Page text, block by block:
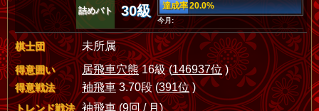
詰めバト 30級 達成率 20.0%
今月:
棋士団 未所属
得意囲い 居飛車穴熊16級 (146937位)
得意戦法 袖飛車3.70段 (391位)
トレンド戦法 袖飛車(9回 / 月)